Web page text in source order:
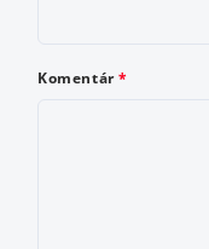
Komentár